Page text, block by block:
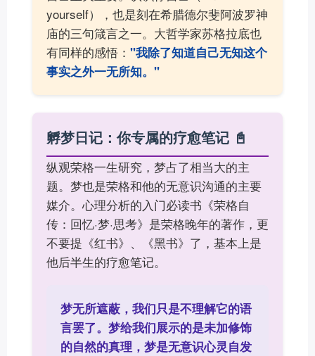
yourself），也是刻在希腊德尔斐阿波罗神
庙的三句箴言之一。大哲学家苏格拉底也
有同样的感悟： "我除了知道自己无知这个
事实之外一无所知。"
孵梦日记：你专属的疗愈笔记 📓
纵观荣格一生研究，梦占了相当大的主
题。梦也是荣格和他的无意识沟通的主要
媒介。心理分析的入门必读书《荣格自
传：回忆·梦·思考》是荣格晚年的著作，更
不要提《红书》、《黑书》了，基本上是
他后半生的疗愈笔记。
梦无所遮蔽，我们只是不理解它的语
言罢了。梦给我们展示的是未加修饰
的自然的真理，梦是无意识心灵自发